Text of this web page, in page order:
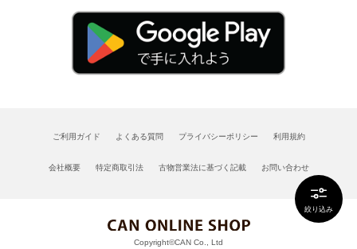
絞り込み
ご利用ガイド よくある質問 プライバシーポリシー 利用規約
会社概要 特定商取引法 古物営業法に基づく記載 お問い合わせ
Copyright©CAN Co., Ltd